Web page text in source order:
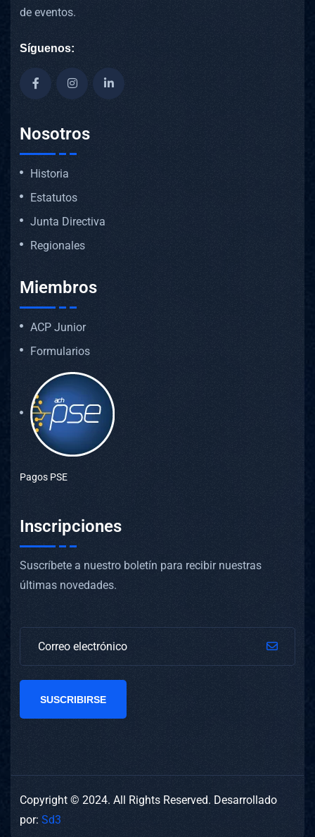
de eventos.
Síguenos:
Nosotros
Historia
Estatutos
Junta Directiva
Regionales
Miembros
ACP Junior
Formularios
Pagos PSE
Inscripciones
Suscríbete a nuestro boletín para recibir nuestras
últimas novedades.
SUSCRIBIRSE
Copyright © 2024. All Rights Reserved. Desarrollado
por: Sd3